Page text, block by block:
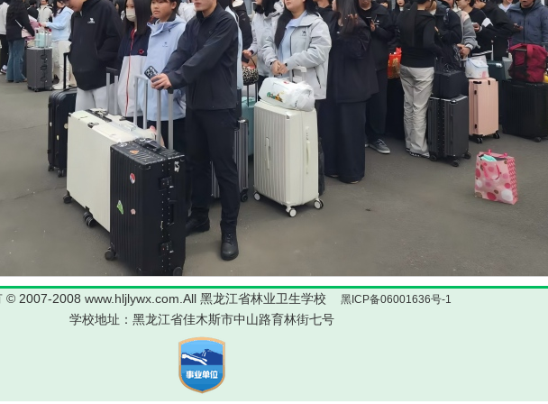
© 2007-2008 www.hljlywx.com.All 黑龙江省林业卫生学校 黑ICP备06001636号-1
学校地址：黑龙江省佳木斯市中山路育林街七号